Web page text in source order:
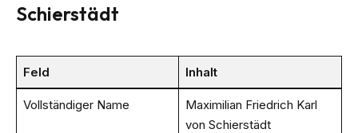
Schierstädt
Feld Inhalt
Vollständiger Name
Maximilian Friedrich Karl
von Schierstädt